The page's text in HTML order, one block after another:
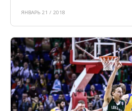
ЯНВАРЬ 21 / 2018